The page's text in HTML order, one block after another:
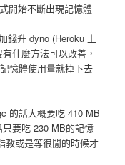
開始不斷出現記憶體
錢升 dyno (Heroku 上
什麼方法可以改善，
憶體使用量就掉下去
的話大概要吃 410 MB
要吃 230 MB的記憶
教或是等很閒的時候才